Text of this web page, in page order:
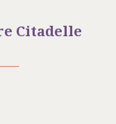
Citadelle